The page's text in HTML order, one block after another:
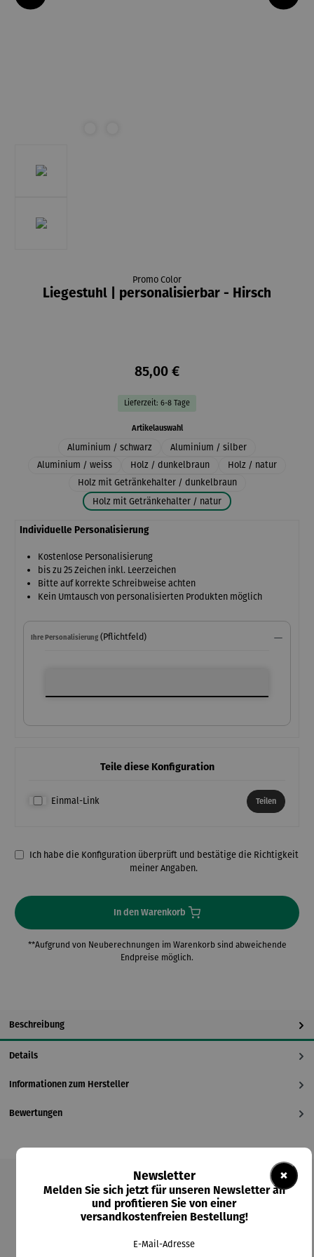
Promo Color
Liegestuhl | personalisierbar - Hirsch
85,00 €
Lieferzeit: 6-8 Tage
Artikelauswahlauswählen
Aluminium / schwarz
Aluminium / silber
Aluminium / weiss
Holz / dunkelbraun
Holz / natur
Holz mit Getränkehalter / dunkelbraun
Holz mit Getränkehalter / natur
Individuelle Personalisierung
Kostenlose Personalisierung
bis zu 25 Zeichen inkl. Leerzeichen
Bitte auf korrekte Schreibweise achten
Kein Umtausch von personalisierten Produkten möglich
Ihre Personalisierung (Pflichtfeld)
Teile diese Konfiguration
Einmal-Link Teilen
Ich habe die Konfiguration überprüft und bestätige die Richtigkeit
meiner Angaben.
In den Warenkorb
**Aufgrund von Neuberechnungen im Warenkorb sind abweichende
Endpreise möglich.
Beschreibung
Details
Informationen zum Hersteller
Bewertungen
Produktgalerie überspringen
Kunden kauften auch
×
Newsletter
Melden Sie sich jetzt für unseren Newsletter an
und profitieren Sie von einer
versandkostenfreien Bestellung!
E-Mail-Adresse